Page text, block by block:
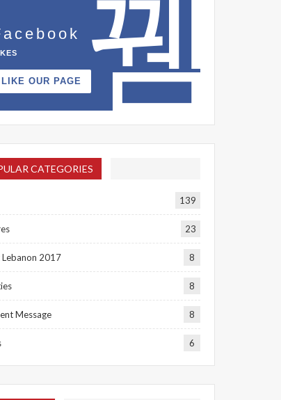
LIKE OUR PAGE
CATEGORIES
139
23
Lebanon 2017 8
8
Message 8
6